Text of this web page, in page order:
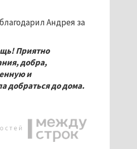
Андрея за
Приятно
добра,
и
добраться до дома.